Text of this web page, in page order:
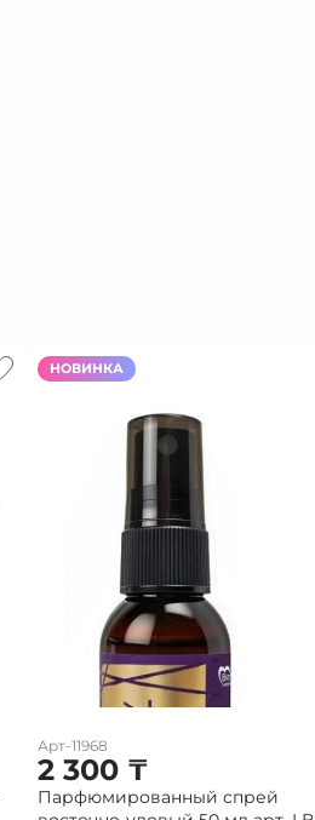
НОВИНКА
Арт-11968
2 300 ₸
Парфюмированный спрей